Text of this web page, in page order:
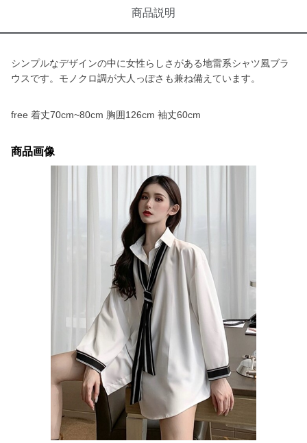
商品説明
シンプルなデザインの中に女性らしさがある地雷系シャツ風ブラ
ウスです。モノクロ調が大人っぽさも兼ね備えています。
free 着丈70cm~80cm 胸囲126cm 袖丈60cm
商品画像